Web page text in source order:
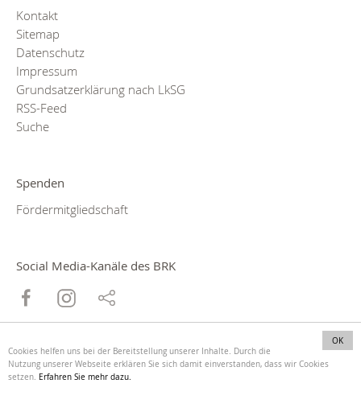
Kontakt
Sitemap
Datenschutz
Impressum
Grundsatzerklärung nach LkSG
RSS-Feed
Suche
Spenden
Fördermitgliedschaft
Social Media-Kanäle des BRK
OK
Cookies helfen uns bei der Bereitstellung unserer Inhalte. Durch die
Nutzung unserer Webseite erklären Sie sich damit einverstanden, dass wir Cookies
setzen. Erfahren Sie mehr dazu.